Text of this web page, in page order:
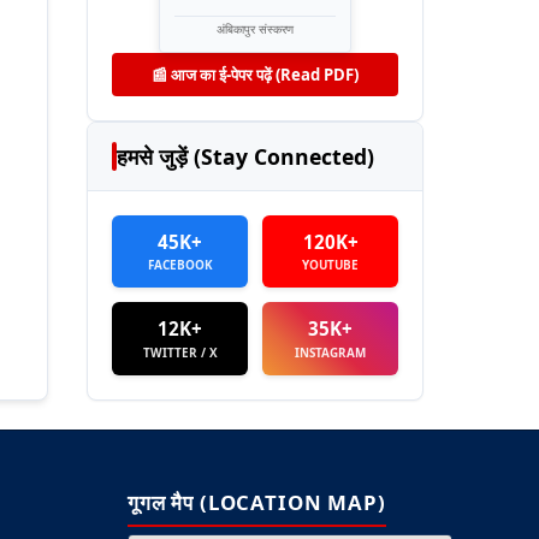
अंबिकापुर संस्करण
📰 आज का ई-पेपर पढ़ें (Read PDF)
हमसे जुड़ें (Stay Connected)
45K+
FACEBOOK
120K+
YOUTUBE
12K+
TWITTER / X
35K+
INSTAGRAM
गूगल मैप (LOCATION MAP)